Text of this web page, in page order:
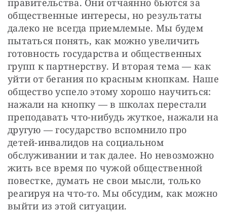
правительства. Они отчаянно бьются за
общественные интересы, но результаты
далеко не всегда приемлемые. Мы будем
пытаться понять, как можно увеличить
готовность государства и общественных
групп к партнерству. И вторая тема — как
уйти от бегания по красным кнопкам. Наше
общество успело этому хорошо научиться:
нажали на кнопку — в школах перестали
преподавать что-нибудь жуткое, нажали на
другую — государство вспомнило про
детей-инвалидов на социальном
обслуживании и так далее. Но невозможно
жить все время по чужой общественной
повестке, думать не свои мысли, только
реагируя на что-то. Мы обсудим, как можно
выйти из этой ситуации.